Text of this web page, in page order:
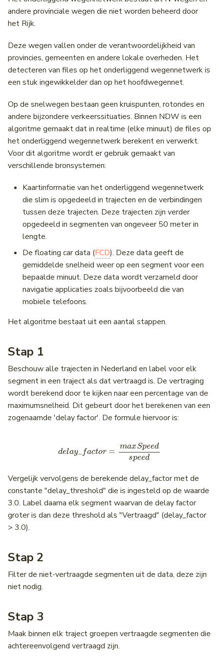
andere provinciale wegen die niet worden beheerd door
het Rijk.
Deze wegen vallen onder de verantwoordelijkheid van
provincies, gemeenten en andere lokale overheden. Het
detecteren van files op het onderliggend wegennetwerk is
een stuk ingewikkelder dan op het hoofdwegennet.
Op de snelwegen bestaan geen kruispunten, rotondes en
andere bijzondere verkeerssituaties. Binnen NDW is een
algoritme gemaakt dat in realtime (elke minuut) de files op
het onderliggend wegennetwerk berekent en verwerkt.
Voor dit algoritme wordt er gebruik gemaakt van
verschillende bronsystemen:
Kaartinformatie van het onderliggend wegennetwerk
die slim is opgedeeld in trajecten en de verbindingen
tussen deze trajecten. Deze trajecten zijn verder
opgedeeld in segmenten van ongeveer 50 meter in
lengte.
De floating car data (FCD). Deze data geeft de
gemiddelde snelheid weer op een segment voor een
bepaalde minuut. Deze data wordt verzameld door
navigatie applicaties zoals bijvoorbeeld die van
mobiele telefoons.
Het algoritme bestaat uit een aantal stappen.
Stap 1
Beschouw alle trajecten in Nederland en label voor elk
segment in een traject als dat vertraagd is. De vertraging
wordt berekend door te kijken naar een percentage van de
maximumsnelheid. Dit gebeurt door het berekenen van een
zogenaamde 'delay factor'. De formule hiervoor is:
axSpeedsp
Vergelijk vervolgens de berekende delay_factor met de
constante "delay_threshold" die is ingesteld op de waarde
3.0. Label daarna elk segment waarvan de delay factor
groter is dan deze threshold als "Vertraagd" (delay_factor
> 3.0).
Stap 2
Filter de niet-vertraagde segmenten uit de data, deze zijn
niet nodig.
Stap 3
Maak binnen elk traject groepen vertraagde segmenten die
achtereenvolgend vertraagd zijn.